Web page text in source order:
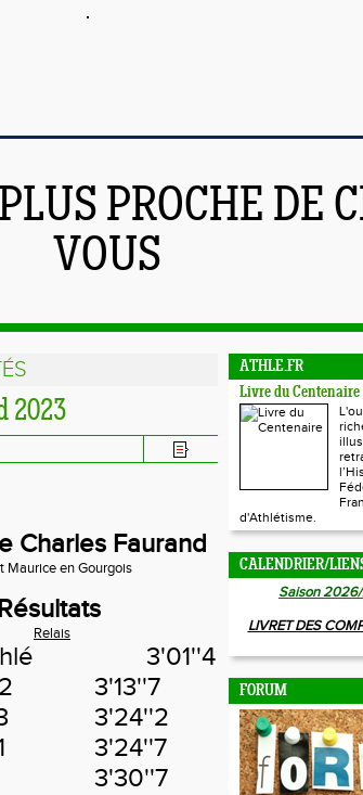
PROCHE DE
VOUS
2023
Charles Faurand
Maurice en Gourgois
Relais
3'01''4
3'13''7
3'24''2
3'24''7
3'30''7
ATHLE.FR
Livre du Centenaire
d'Athlétisme.
CALENDRIER/
Saison 20
LIVRET DES
FORUM